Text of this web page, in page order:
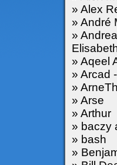
» Alex
» André
»
» Aqeel
» Arcad
»
» Arse
» Arthur
» baczy
» bash
»